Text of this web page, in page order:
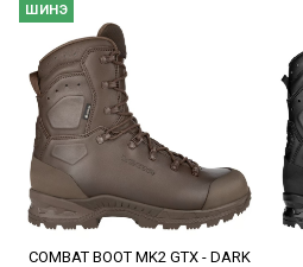
ШИНЭ
COMBAT BOOT MK2 GTX - DARK